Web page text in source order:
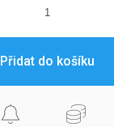
Přidat do košíku